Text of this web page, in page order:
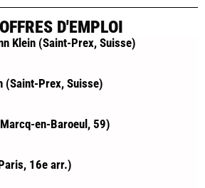
D'EMPLOI
Klein (Saint-Prex, Suisse)
(Saint-Prex, Suisse)
en-Baroeul, 59)
16e arr.)